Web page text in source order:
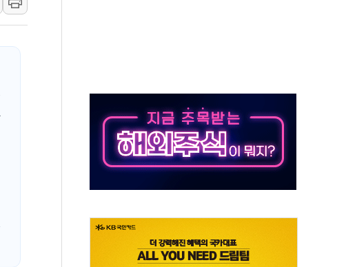
한 코스피
"서울지역본부 청년주택으로"…직원 사기 회복도 숙제
역대 최대매출…중간배당금 2000원으로 상향
레터 Today ANDA] 8월 6일
터미널, 대형 미디어아트로 다채로운 볼거리 제공
근서 동해영토수호훈련 비공개 실시
제기되는 레버리지 책임론…정청래·조국, 김민석·靑에 공세
갑질 아니다"…원주 A아파트 '입주민 3인방' 정면 반박